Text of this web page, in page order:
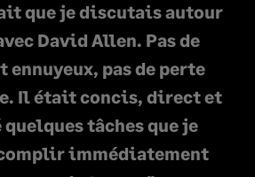
que je discutais autour
David Allen. Pas de
ennuyeux, pas de perte
Il était concis, direct et
quelques tâches que je
immédiatement